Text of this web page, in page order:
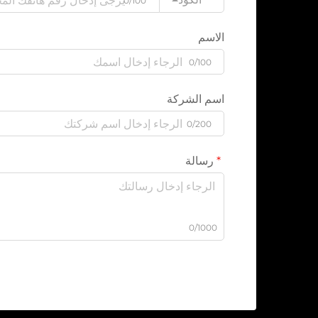
الاسم
0/100
اسم الشركة
0/200
رسالة
0/1000